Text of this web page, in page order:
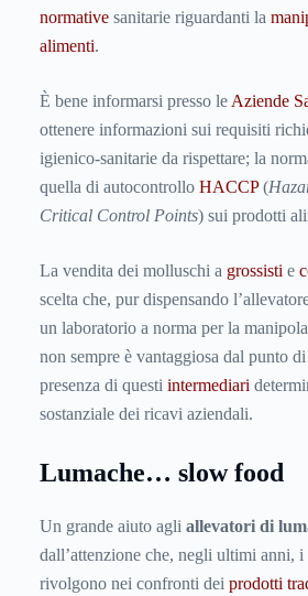
normative sanitarie riguardanti la
alimenti.
È bene informarsi presso le Aziende
ottenere informazioni sui requisiti
igienico-sanitarie da rispettare; la
quella di autocontrollo HACCP(
Critical Control Points) sui prodotti
La vendita dei molluschi a grossisti e
scelta che, pur dispensando
un laboratorio a norma per la
non sempre è vantaggiosa dal punto
presenza di questi intermediari
sostanziale dei ricavi aziendali.
Lumache… slow food
Un grande aiuto agli allevatori di
dall’attenzione che, negli ultimi anni, i
rivolgono nei confronti dei prodotti